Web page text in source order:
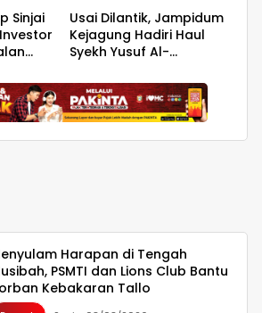
Jepang dan China
Wujudkan Indonesia
Emas 2045
Sinjai
Usai Dilantik, Jampidum
Kejagung Hadiri Haul
Syekh Yusuf Al-
hingga Malam di
Makassar
Harapan di Tengah
PSMTI dan Lions Club Bantu
Kebakaran Tallo